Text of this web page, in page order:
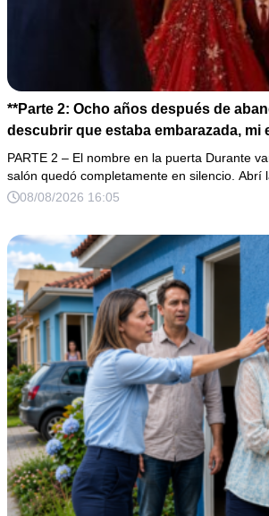
**Parte 2: Ocho años después de
descubrir que estaba embarazada, mi
a la cena de Navidad convencido de
de la mujer a la que creía una
que jamás imaginó fue que esa noche
PARTE 2 – El nombre en la puerta Durante
salón quedó completamente en silencio. Abrí
08/08/2026 16:05